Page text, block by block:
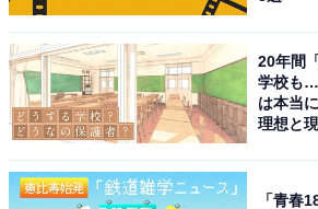
20年間
学校も…
は本当
理想と
「青春